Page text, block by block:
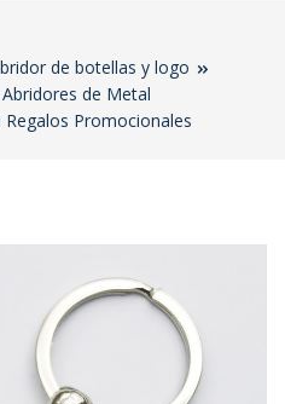
de botellas y logo
de Metal
Promocionales